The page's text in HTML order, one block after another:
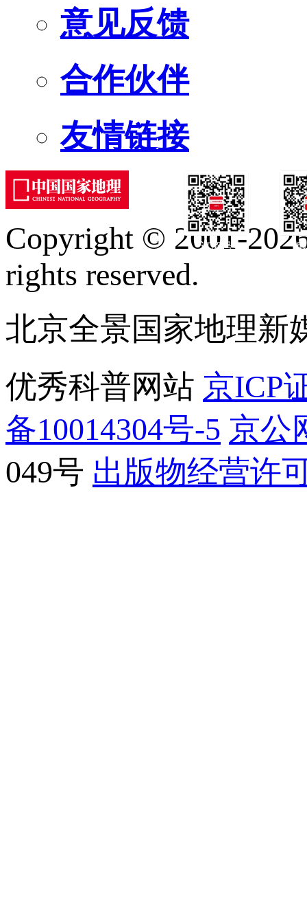
意见反馈
合作伙伴
友情链接
订阅号
Copyright © 2001-
rights reserved.
北京全景国家地理新
优秀科普网站 京ICP
备10014304号-5 京公
049号 出版物经营许